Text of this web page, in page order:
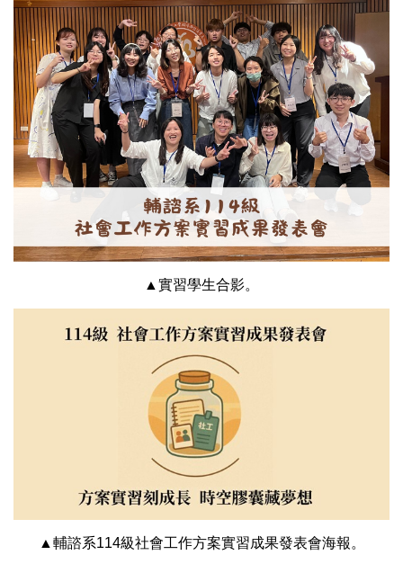
▲實習學生合影。
▲輔諮系114級社會工作方案實習成果發表會海報。